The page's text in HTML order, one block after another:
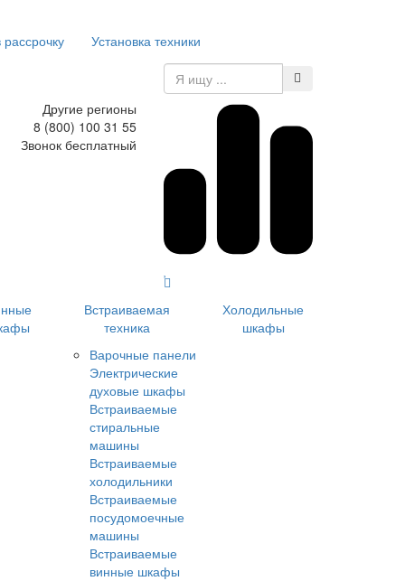
Установка техники
Другие регионы
8 (800) 100 31 55
Звонок бесплатный
Встраиваемая
техника
Варочные панели
Электрические
духовые шкафы
Встраиваемые
стиральные
машины
Встраиваемые
холодильники
Встраиваемые
посудомоечные
машины
Встраиваемые
винные шкафы
Холодильные
шкафы